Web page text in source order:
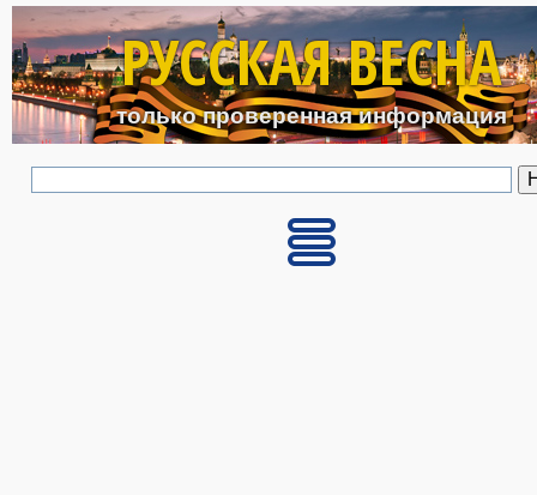
Перейти к основному
РУССКАЯ ВЕСНА
только проверенная информация